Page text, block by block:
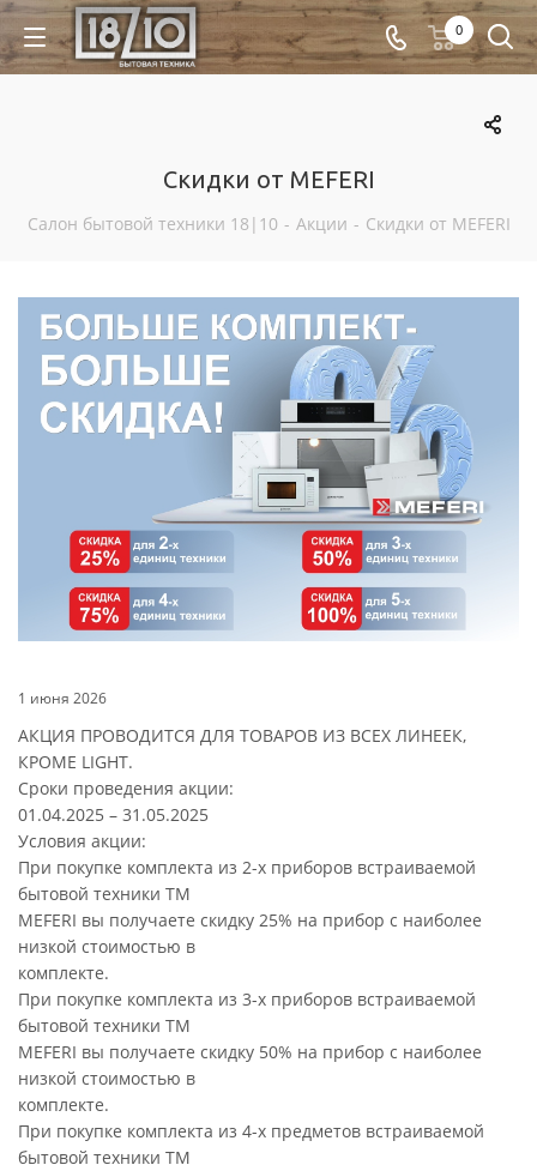
0
Скидки от MEFERI
Салон бытовой техники 18|10 - Акции - Скидки от MEFERI
1 июня 2026
АКЦИЯ ПРОВОДИТСЯ ДЛЯ ТОВАРОВ ИЗ ВСЕХ ЛИНЕЕК,
КРОМЕ LIGHT.
Сроки проведения акции:
01.04.2025 – 31.05.2025
Условия акции:
При покупке комплекта из 2-х приборов встраиваемой
бытовой техники ТМ
MEFERI вы получаете скидку 25% на прибор с наиболее
низкой стоимостью в
комплекте.
При покупке комплекта из 3-х приборов встраиваемой
бытовой техники ТМ
MEFERI вы получаете скидку 50% на прибор с наиболее
низкой стоимостью в
комплекте.
При покупке комплекта из 4-х предметов встраиваемой
бытовой техники ТМ